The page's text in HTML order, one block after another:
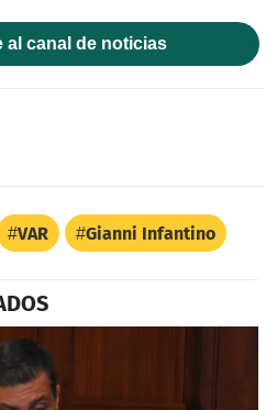
al canal de noticias
VAR Gianni Infantino